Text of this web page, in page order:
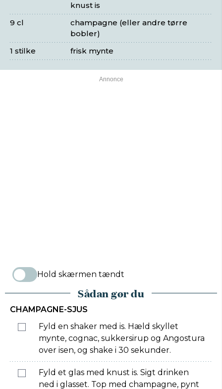
knust is
champagne (eller andre tørre
bobler)
9 cl
frisk mynte
1 stilke
Hold skærmen tændt
Sådan gør du
CHAMPAGNE-SJUS
Fyld en shaker med is. Hæld skyllet
mynte, cognac, sukkersirup og Angostura
over isen, og shake i 30 sekunder.
Fyld et glas med knust is. Sigt drinken
ned i glasset. Top med champagne, pynt